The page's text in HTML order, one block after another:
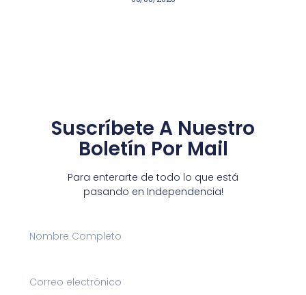
Suscríbete A Nuestro
Boletín Por Mail
Para enterarte de todo lo que está
pasando en Independencia!